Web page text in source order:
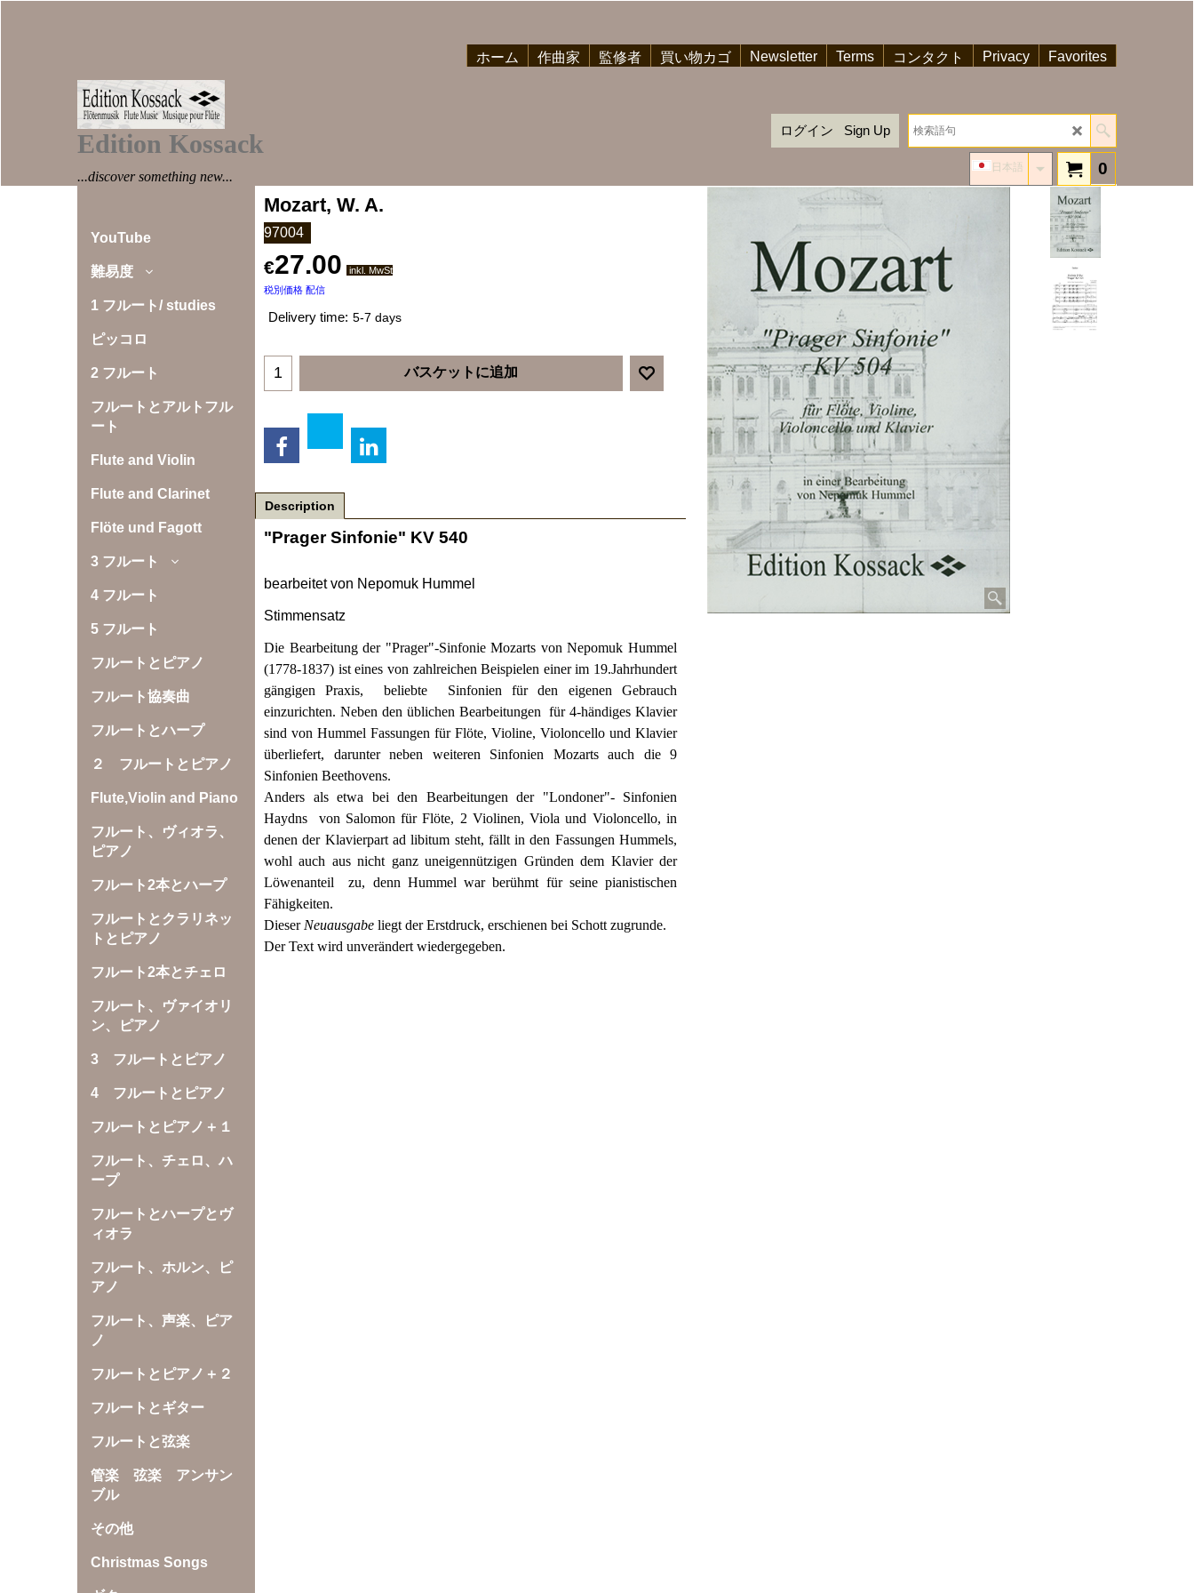
ホーム 作曲家 監修者 買い物カゴ Newsletter Terms コンタクト Privacy Favorites
Edition Kossack
...discover something new...
ログイン Sign Up
0
日本語
YouTube
難易度
1 フルート/ studies
ピッコロ
2 フルート
フルートとアルトフル
ート
Flute and Violin
Flute and Clarinet
Flöte und Fagott
3 フルート
4 フルート
5 フルート
フルートとピアノ
フルート協奏曲
フルートとハープ
２ フルートとピアノ
Flute,Violin and Piano
フルート、ヴィオラ、
ピアノ
フルート2本とハープ
フルートとクラリネッ
トとピアノ
フルート2本とチェロ
フルート、ヴァイオリ
ン、ピアノ
3 フルートとピアノ
4 フルートとピアノ
フルートとピアノ＋１
フルート、チェロ、ハ
ープ
フルートとハープとヴ
ィオラ
フルート、ホルン、ピ
アノ
フルート、声楽、ピア
ノ
フルートとピアノ＋２
フルートとギター
フルートと弦楽
管楽 弦楽 アンサン
ブル
その他
Christmas Songs
Mozart, W. A.
97004
€27.00
inkl. MwSt
税別価格 配信
Delivery time: 5-7 days
バスケットに追加
Description
"Prager Sinfonie" KV 540
bearbeitet von Nepomuk Hummel
Stimmensatz
Die Bearbeitung der "Prager"-Sinfonie Mozarts von Nepomuk Hummel
(1778-1837) ist eines von zahlreichen Beispielen einer im 19.Jahrhundert
gängigen Praxis,
beliebte
Sinfonien für den eigenen Gebrauch
einzurichten. Neben den üblichen Bearbeitungen
für 4-händiges Klavier
sind von Hummel Fassungen für Flöte, Violine, Violoncello und Klavier
überliefert, darunter neben weiteren Sinfonien Mozarts auch die 9
Sinfonien Beethovens.
Anders als etwa bei den Bearbeitungen der "Londoner"- Sinfonien
Haydns
von Salomon für Flöte, 2 Violinen, Viola und Violoncello, in
denen der Klavierpart ad libitum steht, fällt in den Fassungen Hummels,
wohl auch aus nicht ganz uneigennützigen Gründen dem Klavier der
Löwenanteil
zu, denn Hummel war berühmt für seine pianistischen
Fähigkeiten.
Dieser Neuausgabe liegt der Erstdruck, erschienen bei Schott zugrunde.
Der Text wird unverändert wiedergegeben.